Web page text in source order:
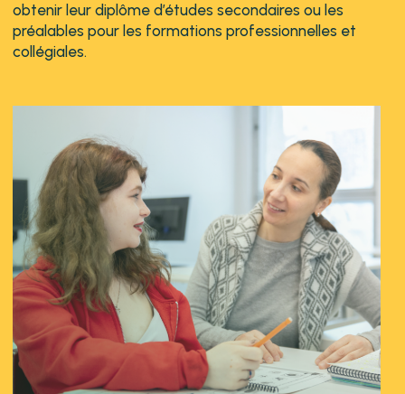
obtenir leur diplôme d’études secondaires ou les
préalables pour les formations professionnelles et
collégiales.